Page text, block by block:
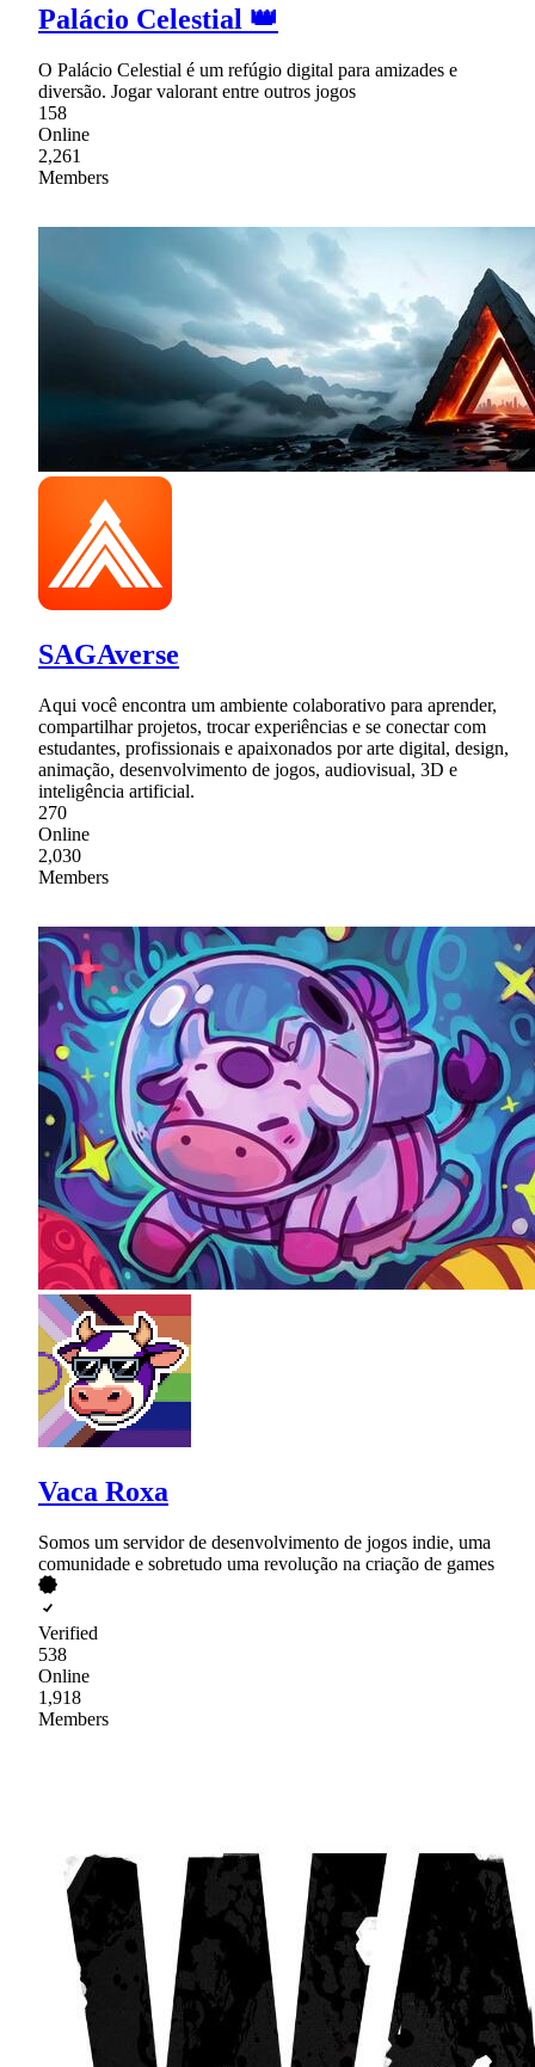
Palácio Celestial 👑
O Palácio Celestial é um refúgio digital para amizades e
diversão. Jogar valorant entre outros jogos
158
Online
2,261
Members
SAGAverse
Aqui você encontra um ambiente colaborativo para aprender,
compartilhar projetos, trocar experiências e se conectar com
estudantes, profissionais e apaixonados por arte digital, design,
animação, desenvolvimento de jogos, audiovisual, 3D e
inteligência artificial.
270
Online
2,030
Members
Vaca Roxa
Somos um servidor de desenvolvimento de jogos indie, uma
comunidade e sobretudo uma revolução na criação de games
Verified
538
Online
1,918
Members